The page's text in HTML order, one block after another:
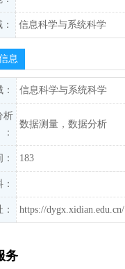
信息科学与系统科学
息
信息科学与系统科学
析
数据测量，数据分析
183
https://dygx.xidian.edu.cn/
务